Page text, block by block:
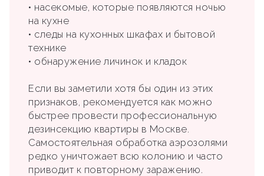
• насекомые, которые появляются ночью
на кухне
• следы на кухонных шкафах и бытовой
технике
• обнаружение личинок и кладок
Если вы заметили хотя бы один из этих
признаков, рекомендуется как можно
быстрее провести профессиональную
дезинсекцию квартиры в Москве.
Самостоятельная обработка аэрозолями
редко уничтожает всю колонию и часто
приводит к повторному заражению.